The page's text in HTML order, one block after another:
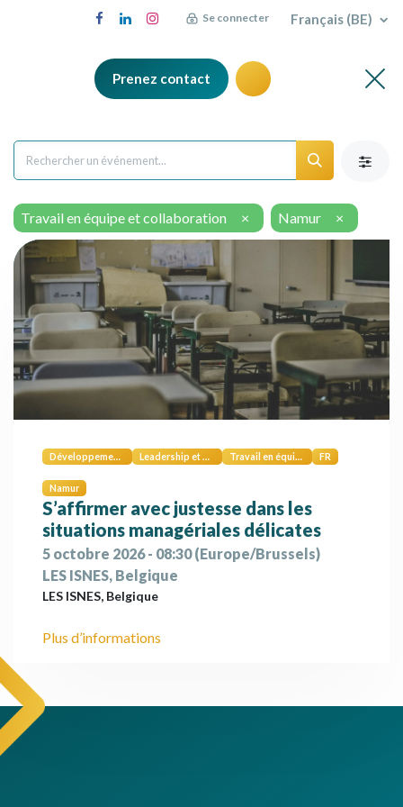
Se connecter Français (BE)
Prenez contact
Travail en équipe et collaboration × Namur ×
Développement personnel Leadership et management Travail en équipe et collaboration FR
Namur
S’affirmer avec justesse dans les
situations managériales délicates
5 octobre 2026- 08:30(Europe/Brussels)
LES ISNES, Belgique
LES ISNES, Belgique
Plus d’informations